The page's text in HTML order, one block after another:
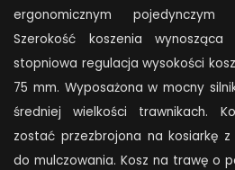
ergonomicznym pojedynczym
Szerokość koszenia
stopniowa regulacja wysokości
75 mm. Wyposażona w mocny
średniej wielkości trawnikach.
zostać przezbrojona na kosiarkę
do mulczowania. Kosz na trawę o